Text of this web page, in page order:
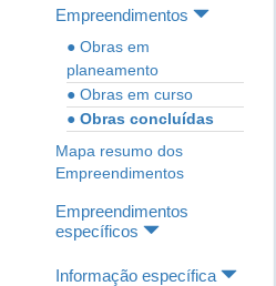
Empreendimentos
● Obras em
planeamento
● Obras em curso
● Obras concluídas
Mapa resumo dos
Empreendimentos
Empreendimentos
específicos
Informação específica